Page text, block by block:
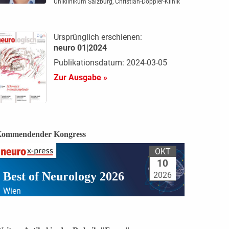
Ursprünglich erschienen:
neuro 01|2024
Publikationsdatum: 2024-03-05
Zur Ausgabe »
Kongress
Best of Neurology 2026
Wien
OKT
10
2026